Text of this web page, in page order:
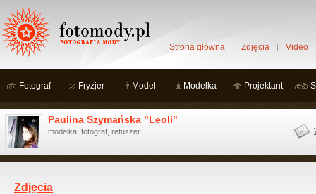
Strona główna Zdjęcia Video
Fotograf Fryzjer Model Modelka Projektant
Paulina Szymańska "Leoli"
modelka, fotograf, retuszer
Zdjęcia